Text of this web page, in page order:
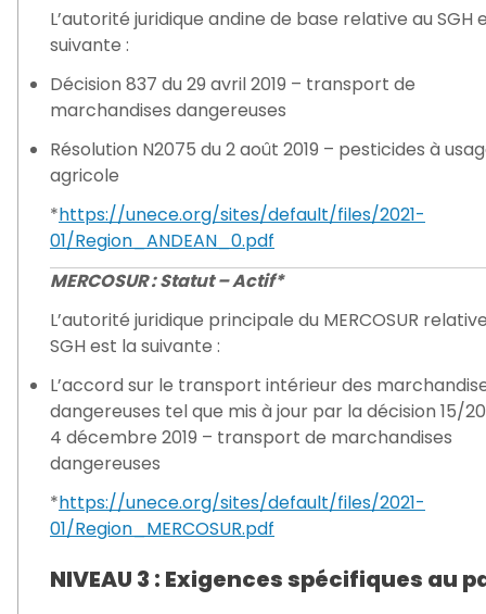
L’autorité juridique andine de base relative au SGH
suivante :
Décision 837 du 29 avril 2019 – transport de
marchandises dangereuses
Résolution N2075 du 2 août 2019 – pesticides à
agricole
*https://unece.org/sites/default/files/2021-
01/Region_ANDEAN_0.pdf
MERCOSUR : Statut – Actif*
L’autorité juridique principale du MERCOSUR
SGH est la suivante :
L’accord sur le transport intérieur des
dangereuses tel que mis à jour par la décision 15/
4 décembre 2019 – transport de marchandises
dangereuses
*https://unece.org/sites/default/files/2021-
01/Region_MERCOSUR.pdf
NIVEAU 3 : Exigences spécifiques au